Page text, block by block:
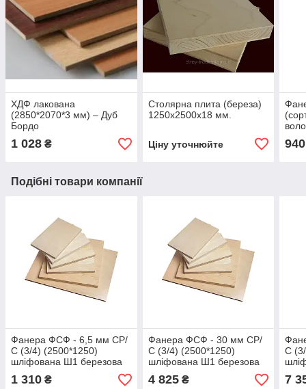
ХДФ лакована
(2850*2070*3 мм) ‒ Дуб
Бордо
1 028 ₴
Столярна плита (береза)
1250х2500х18 мм.
Ціну уточнюйте 940
Подібні товари компанії
Фанера ФСФ - 6,5 мм СР/
С (3/4) (2500*1250)
шліфована Ш1 березова
1 310 ₴
Фанера ФСФ - 30 мм СР/
С (3/4) (2500*1250)
шліфована Ш1 березова
4 825₴
С
7